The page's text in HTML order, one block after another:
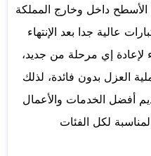
داخل وخارج المملكة
عالية جدا بعد الإنتهاء
إي مرحلة من جديد،
العزل بدون فائدة، لذلك
أفضل الخدمات والأعمال
لكل الفئات